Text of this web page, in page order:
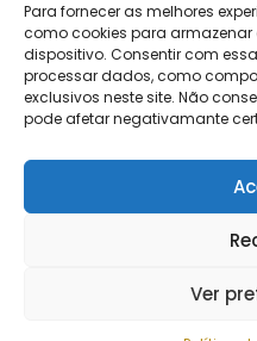
Para fornecer as melhores
como cookies para
dispositivo. Consentir com
processar dados, como
exclusivos neste site. Não
pode afetar negativamante
Ver
Copyright © 2026 |Equipa
Política de Privacidade|
+351
Segue-nos